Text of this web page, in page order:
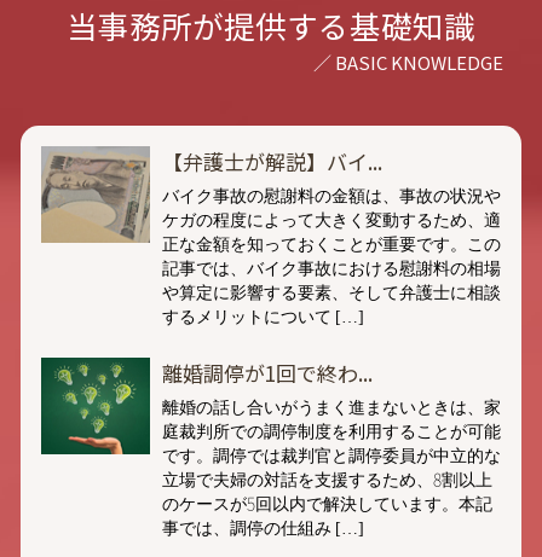
当事務所が提供する基礎知識
【弁護士が解説】バイ...
バイク事故の慰謝料の金額は、事故の状況や
ケガの程度によって大きく変動するため、適
正な金額を知っておくことが重要です。この
記事では、バイク事故における慰謝料の相場
や算定に影響する要素、そして弁護士に相談
するメリットについて […]
離婚調停が1回で終わ...
離婚の話し合いがうまく進まないときは、家
庭裁判所での調停制度を利用することが可能
です。調停では裁判官と調停委員が中立的な
立場で夫婦の対話を支援するため、8割以上
のケースが5回以内で解決しています。本記
事では、調停の仕組み […]